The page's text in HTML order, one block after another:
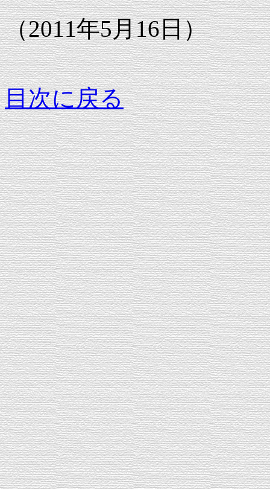
（2011年5月16日）
目次に戻る